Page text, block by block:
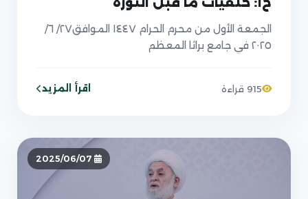
الجمعة الأول من محرم الحرام ١٤٤٧ الموافق٢٧/ ٦/
٢٠٢٥ في جامع براثا المعظم
915 قراءة اقرأ المزيد